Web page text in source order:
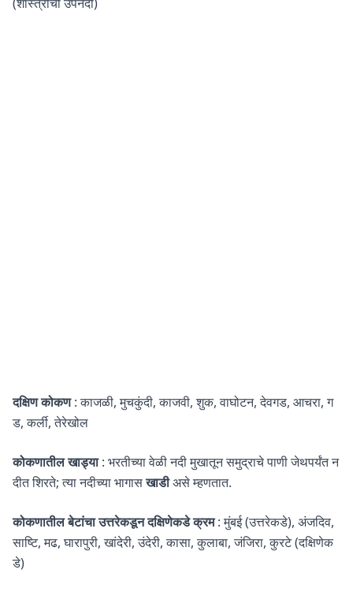
दक्षिण कोकण: काजळी, मुचकुंदी, काजवी, शुक, वाघोटन, देवगड, आचरा, ग
ड, कर्ली, तेरेखोल
कोकणातील खाड्या: भरतीच्या वेळी नदी मुखातून समुद्राचे पाणी जेथपर्यंत न
दीत शिरते; त्या नदीच्या भागासखाडीअसे म्हणतात.
कोकणातील बेटांचा उत्तरेकडून दक्षिणेकडे क्रम: मुंबई (उत्तरेकडे), अंजदिव,
साष्टि, मढ, घारापुरी, खांदेरी, उंदेरी, कासा, कुलाबा, जंजिरा, कुरटे (दक्षिणेक
डे)